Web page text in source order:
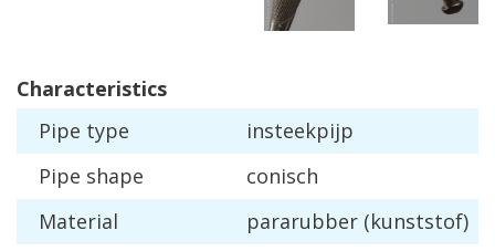
Characteristics
Pipe type
insteekpijp
Pipe shape
conisch
Material
pararubber (kunststof)